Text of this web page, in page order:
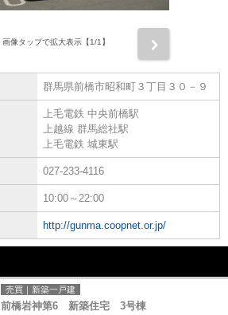
画像タップで拡大表示【1/1】
群馬県前橋市昭和町３丁目３０－９
上毛電鉄 中央前橋駅
上越線 群馬総社駅
上毛電鉄 城東駅
027-233-4116
10:00～22:00
http://gunma.coopnet.or.jp/
売買｜新築一戸建
前橋岩神第6 新築住宅 3号棟